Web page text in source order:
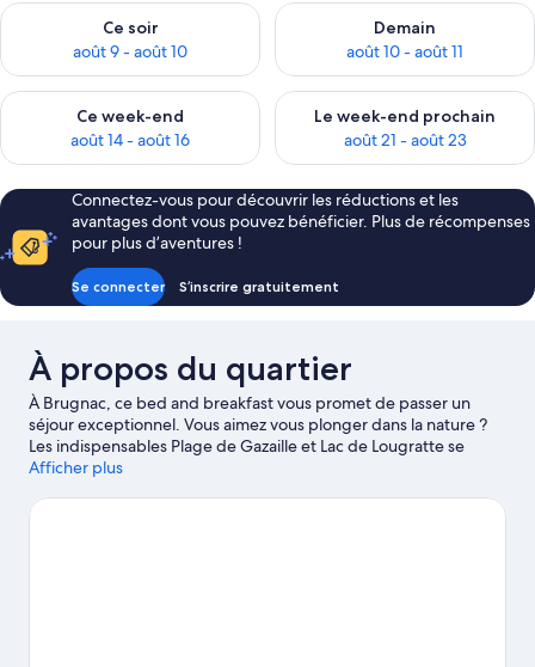
Ce soir
août 9 - août 10
Vérifier la disponibilité pour ce soir août 9 - août 10
Demain
août 10 - août 11
Vérifier la disponibilité pour
Ce week-end
août 14 - août 16
Vérifier la disponibilité pour ce week-end août 14 - août 16
Le week-end prochain
août 21 - août 23
Vérifier la disponibilité pour
Connectez-vous pour découvrir les réductions et les
avantages dont vous pouvez bénéficier. Plus de récompenses
pour plus d’aventures !
Se connecter S’inscrire gratuitement
À propos du quartier
À Brugnac, ce bed and breakfast vous promet de passer un
séjour exceptionnel. Vous aimez vous plonger dans la nature ?
Les indispensables Plage de Gazaille et Lac de Lougratte se
doivent de figurer sur votre parcours. Vous n'êtes pas non plus
Musée du Pruneau et Musée municipal Albert Marzelles sauront
Afficher plus